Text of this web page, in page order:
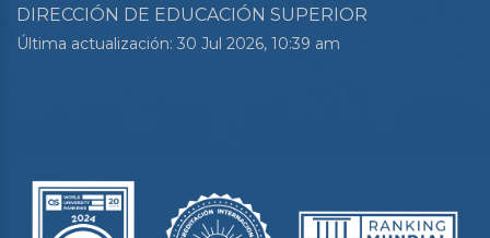
DIRECCIÓN DE EDUCACIÓN SUPERIOR
Última actualización: 30 Jul 2026, 10:39 am